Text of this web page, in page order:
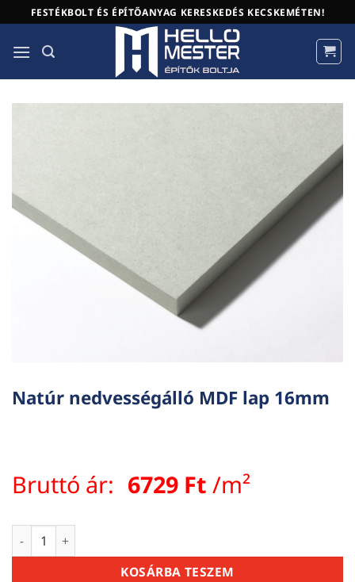
to
content
FESTÉKBOLT ÉS ÉPÍTŐANYAG KERESKEDÉS KECSKEMÉTEN!
Natúr nedvességálló MDF lap 16mm
Bruttó ár: 6729 Ft /m²
Natúr nedvességálló MDF lap 16mm mennyiség
KOSÁRBA TESZEM